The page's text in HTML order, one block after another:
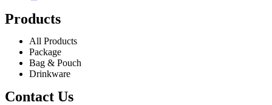
Products
All Products
Package
Bag & Pouch
Drinkware
Contact Us